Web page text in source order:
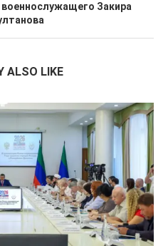
Закира
ALSO LIKE